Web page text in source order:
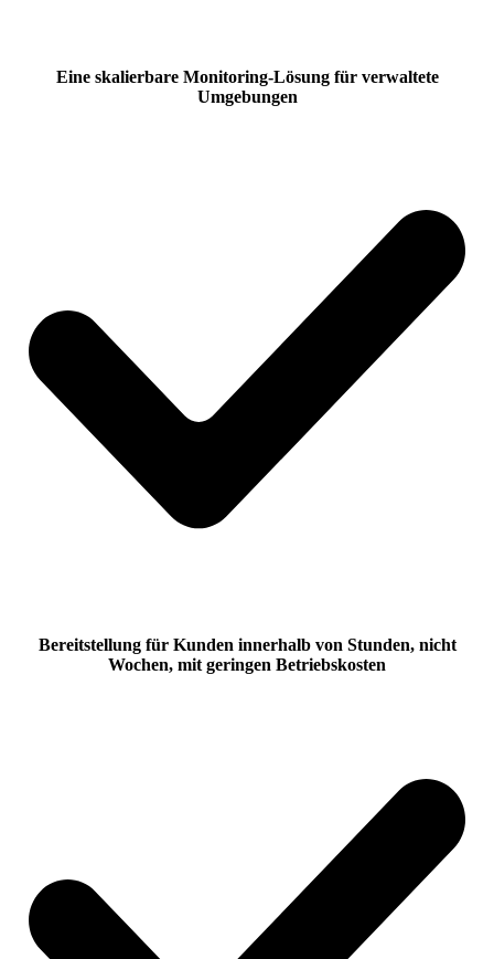
Eine skalierbare Monitoring-Lösung für verwaltete
Umgebungen
Bereitstellung für Kunden innerhalb von Stunden, nicht
Wochen, mit geringen Betriebskosten